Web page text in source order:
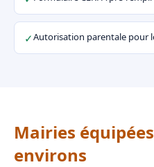
✓Autorisation parentale pour
Mairies
environs